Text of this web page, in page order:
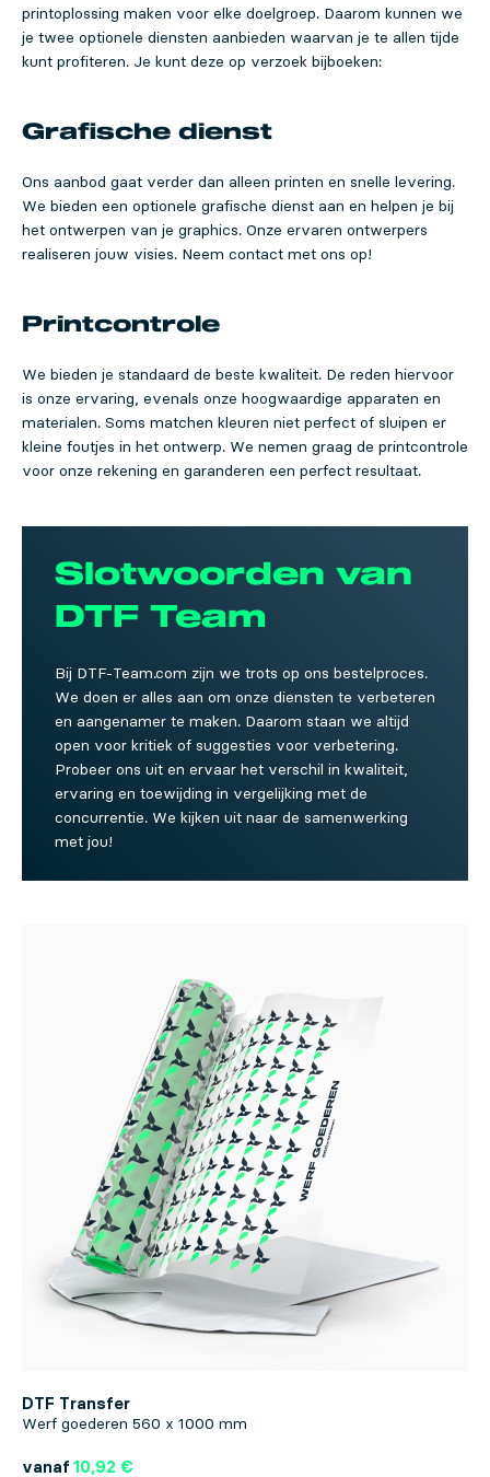
printoplossing maken voor elke doelgroep. Daarom kunnen we
je twee optionele diensten aanbieden waarvan je te allen tijde
kunt profiteren. Je kunt deze op verzoek bijboeken:
Grafische dienst
Ons aanbod gaat verder dan alleen printen en snelle levering.
We bieden een optionele grafische dienst aan en helpen je bij
het ontwerpen van je graphics. Onze ervaren ontwerpers
realiseren jouw visies. Neem contact met ons op!
Printcontrole
We bieden je standaard de beste kwaliteit. De reden hiervoor
is onze ervaring, evenals onze hoogwaardige apparaten en
materialen. Soms matchen kleuren niet perfect of sluipen er
kleine foutjes in het ontwerp. We nemen graag de printcontrole
voor onze rekening en garanderen een perfect resultaat.
Slotwoorden van
DTF Team
Bij DTF-Team.com zijn we trots op ons bestelproces.
We doen er alles aan om onze diensten te verbeteren
en aangenamer te maken. Daarom staan we altijd
open voor kritiek of suggesties voor verbetering.
Probeer ons uit en ervaar het verschil in kwaliteit,
ervaring en toewijding in vergelijking met de
concurrentie. We kijken uit naar de samenwerking
met jou!
DTF Transfer
Werf goederen 560 x 1000 mm
vanaf 10,92 €